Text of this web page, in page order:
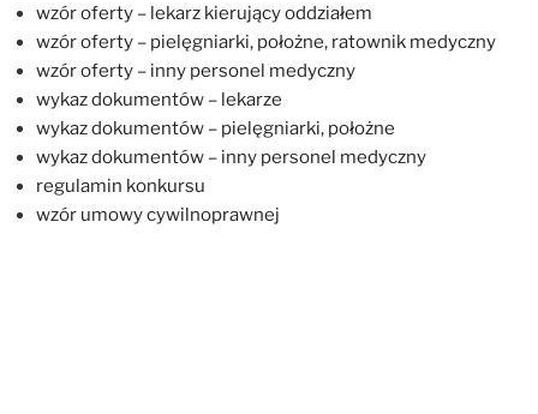
wzór oferty – lekarz kierujący oddziałem
wzór oferty – pielęgniarki, położne, ratownik medyczny
wzór oferty – inny personel medyczny
wykaz dokumentów – lekarze
wykaz dokumentów – pielęgniarki, położne
wykaz dokumentów – inny personel medyczny
regulamin konkursu
wzór umowy cywilnoprawnej